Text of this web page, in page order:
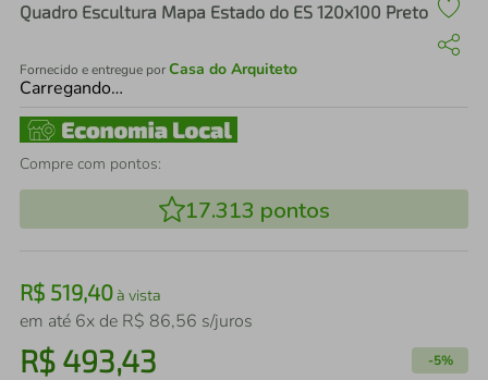
Quadro Escultura Mapa Estado do ES 120x100 Preto
Fornecido e entregue porCasa do Arquiteto
Carregando…
Compre com pontos:
17.313 pontos
R$ 519,40à vista
em até 6x de R$ 86,56 s/juros
R$ 493,43 -5%